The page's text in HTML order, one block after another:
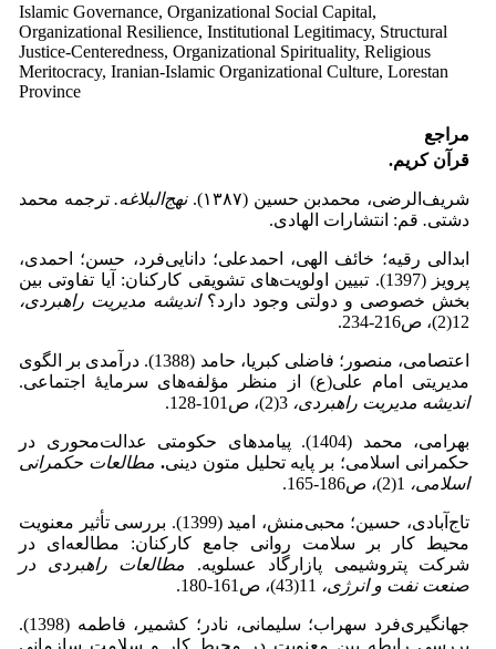
Islamic Governance, Organizational Social Capital,
Organizational Resilience, Institutional Legitimacy, Structural
Justice-Centeredness, Organizational Spirituality, Religious
Meritocracy, Iranian-Islamic Organizational Culture, Lorestan
Province
مراجع
قرآن کریم.
شریف‌الرضی، محمدبن ‌حسین (۱۳۸۷). نهج‌البلاغه.ترجمه محمد
دشتی. قم: انتشارات الهادی.
ابدالی رقیه؛ خائف الهی، احمدعلی؛ دانایی‌فرد، حسن؛ احمدی،
پرویز (1397). تبیین اولویت‌های تشویقی کارکنان: آیا تفاوتی بین
بخش خصوصی و دولتی وجود دارد؟اندیشه مدیریت راهبردی،
12(2)، ص216-234.
اعتصامی، منصور؛ فاضلی کبریا، حامد (1388). درآمدی بر الگوی
مدیریتی امام علی(ع) از منظر مؤلفه‌های سرمایۀ اجتماعی.
اندیشه مدیریت راهبردی،
بهرامی، محمد (1404). پیامدهای حکومتی عدالت‌محوری در
حکمرانی اسلامی؛ بر پایه‌ تحلیل متون دینی. مطالعات حکمرانی
اسلامی،
تاج‌آبادی، حسین؛ محبی‌منش، امید (1399). بررسی تأثیر معنویت
محیط کار بر سلامت روانی جامع کارکنان: مطالعه‌ای در
شرکت پتروشیمی پازارگاد عسلویه. مطالعات راهبردی در
صنعت نفت و انرژی،
جهانگیری‌فرد سهراب؛ سلیمانی، نادر؛ کشمیر، فاطمه (1398).
بررسی رابطه‌ بین معنویت در محیط کار و سلامت سازمانی